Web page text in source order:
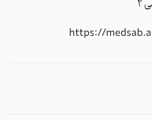
2
https://